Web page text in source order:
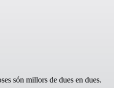
són millors de dues en dues.